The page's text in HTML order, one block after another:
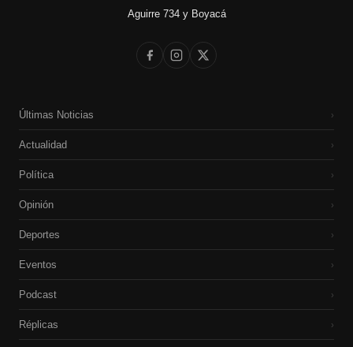
Aguirre 734 y Boyacá
Últimas Noticias ›
Actualidad ›
Política ›
Opinión ›
Deportes ›
Eventos ›
Podcast ›
Réplicas ›